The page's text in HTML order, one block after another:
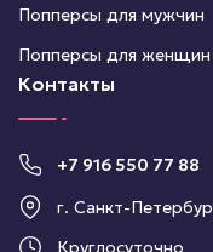
Попперсы для мужчин
Попперсы для женщин
Контакты
+7 916 550 77 88
г. Санкт-
Круглосуточно